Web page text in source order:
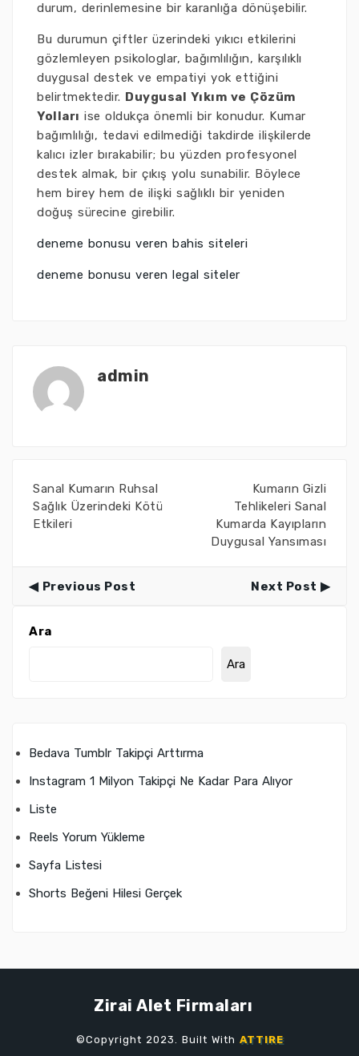
durum, derinlemesine bir karanlığa dönüşebilir.
Bu durumun çiftler üzerindeki yıkıcı etkilerini
gözlemleyen psikologlar, bağımlılığın, karşılıklı
duygusal destek ve empatiyi yok ettiğini
belirtmektedir. Duygusal Yıkım ve Çözüm
Yolları ise oldukça önemli bir konudur. Kumar
bağımlılığı, tedavi edilmediği takdirde ilişkilerde
kalıcı izler bırakabilir; bu yüzden profesyonel
destek almak, bir çıkış yolu sunabilir. Böylece
hem birey hem de ilişki sağlıklı bir yeniden
doğuş sürecine girebilir.
deneme bonusu veren bahis siteleri
deneme bonusu veren legal siteler
admin
Sanal Kumarın Ruhsal
Sağlık Üzerindeki Kötü
Etkileri
Kumarın Gizli
Tehlikeleri Sanal
Kumarda Kayıpların
Duygusal Yansıması
Previous Post Next Post
Ara
Ara
Bedava Tumblr Takipçi Arttırma
Instagram 1 Milyon Takipçi Ne Kadar Para Alıyor
Liste
Reels Yorum Yükleme
Sayfa Listesi
Shorts Beğeni Hilesi Gerçek
Zirai Alet Firmaları
©Copyright 2023. Built With ATTIRE